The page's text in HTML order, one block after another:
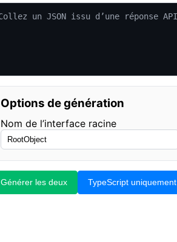
Options de génération
Nom de l’interface racine
Générer les deux TypeScript uniquement